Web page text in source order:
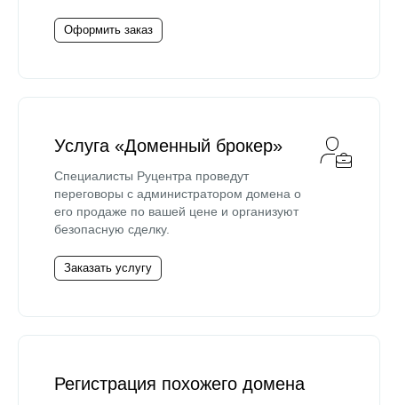
Оформить заказ
Услуга «Доменный брокер»
Специалисты Руцентра проведут
переговоры с администратором домена о
его продаже по вашей цене и организуют
безопасную сделку.
Заказать услугу
Регистрация похожего домена